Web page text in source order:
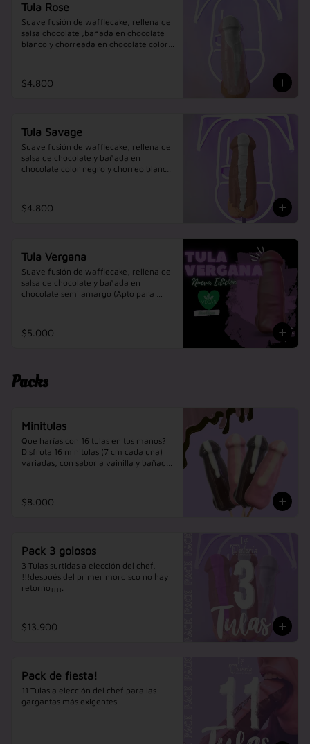
Tula Rose
Suave fusión de wafflecake, rellena de
salsa chocolate ,bañada en chocolate
blanco y chorreada en chocolate color
$4.800
Tula Savage
Suave fusión de wafflecake, rellena de
salsa de chocolate y bañada en
chocolate color negro y chorreo blanco,
$4.800
Tula Vergana
Suave fusión de wafflecake, rellena de
salsa de chocolate y bañada en
chocolate semi amargo (Apto para
$5.000
Packs
Minitulas
Que harías con 16 tulas en tus manos?
Disfruta 16 minitulas (7 cm cada una)
variadas, con sabor a vainilla y bañadas
$8.000
Pack 3 golosos
3 Tulas surtidas a elección del chef,
!!!después del primer mordisco no hay
retorno¡¡¡¡.
$13.900
Pack de fiesta!
11 Tulas a elección del chef para las
gargantas más exigentes